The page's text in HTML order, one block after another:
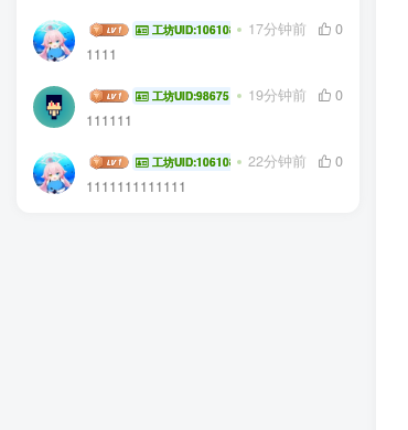
WINDFLOW工坊UID:106108 17分钟前
0
1111
AuB06 工坊UID:98675 19分钟前
0
111111
WINDFLOW工坊UID:106108 22分钟前
0
1111111111111